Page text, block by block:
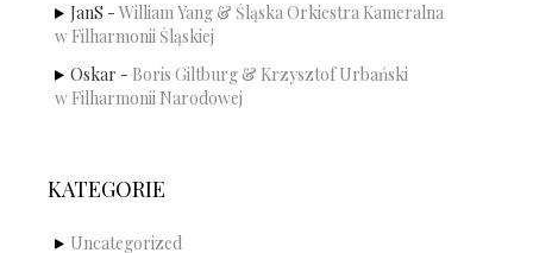
JanS - William Yang & Śląska Orkiestra Kameralna
w Filharmonii Śląskiej
Oskar - Boris Giltburg & Krzysztof Urbański
w Filharmonii Narodowej
KATEGORIE
Uncategorized